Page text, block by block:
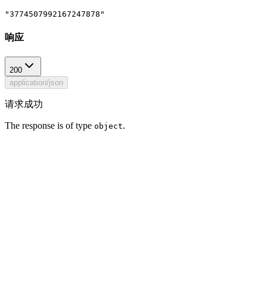
"3774507992167247878"
响应
200
application/json
请求成功
The response is of type object.